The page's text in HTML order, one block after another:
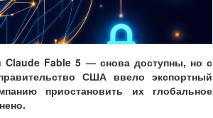
Fable 5 — снова доступны, но с
США ввело экспортный
приостановить их глобальное